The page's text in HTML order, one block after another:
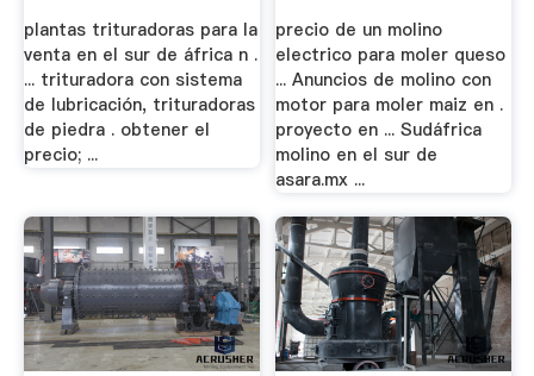
.
plantas trituradoras para la
venta en el sur de áfrica n .
... trituradora con sistema
de lubricación, trituradoras
de piedra . obtener el
precio; ...
precio de un molino
electrico para moler queso
... Anuncios de molino con
motor para moler maiz en .
proyecto en ... Sudáfrica
molino en el sur de
asara.mx ...